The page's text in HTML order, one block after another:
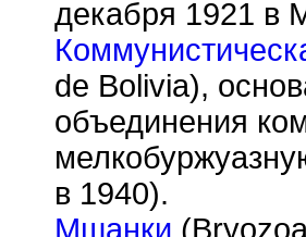
декабря 1921 в
de Bolivia),
объединения
в 1940).
Мшанки